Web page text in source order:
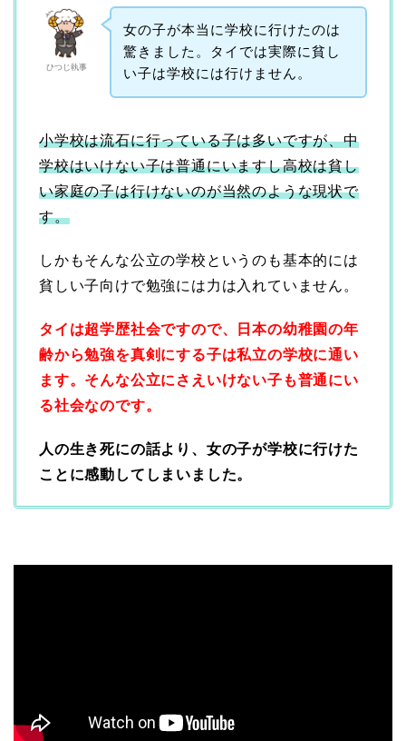
ひつじ執事
女の子が本当に学校に行けたのは
驚きました。タイでは実際に貧し
い子は学校には行けません。
小学校は流石に行っている子は多いですが、中
学校はいけない子は普通にいますし高校は貧し
い家庭の子は行けないのが当然のような現状で
す。
しかもそんな公立の学校というのも基本的には
貧しい子向けで勉強には力は入れていません。
タイは超学歴社会ですので、日本の幼稚園の年
齢から勉強を真剣にする子は私立の学校に通い
ます。そんな公立にさえいけない子も普通にい
る社会なのです。
人の生き死にの話より、女の子が学校に行けた
ことに感動してしまいました。